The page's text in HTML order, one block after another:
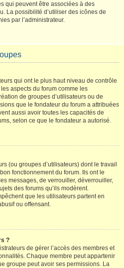
qui peuvent être associées à des
La possibilité d’utiliser des icônes de
par l’administrateur.
qui ont le plus haut niveau de contrôle
aspects du forum comme les
de groupes d’utilisateurs ou de
que le fondateur du forum a attribuées
aussi avoir toutes les capacités de
selon ce que le fondateur a autorisé.
(ou groupes d’utilisateurs) dont le travail
fonctionnement du forum. Ils ont le
messages, de verrouiller, déverrouiller,
des forums qu’ils modèrent.
que les utilisateurs partent en
ou offensant.
?
de gérer l’accès des membres et
Chaque membre peut appartenir
groupe peut avoir ses permissions. La